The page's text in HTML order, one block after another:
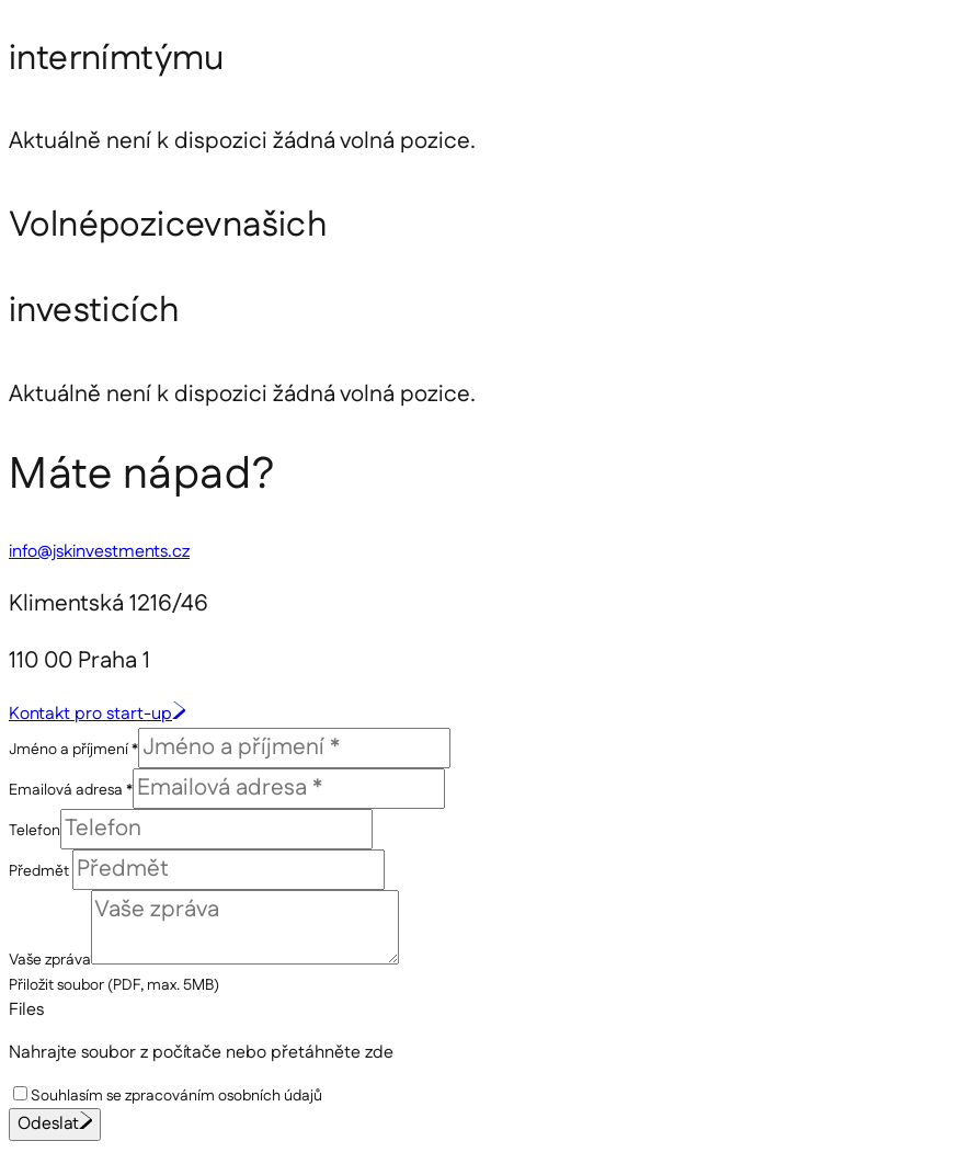
internímtýmu
Aktuálně není k dispozici žádná volná pozice.
Volnépozicevnašich
investicích
Aktuálně není k dispozici žádná volná pozice.
Máte nápad?
info@jskinvestments.cz
Klimentská 1216/46
110 00 Praha 1
Kontakt pro start-up
Jméno a příjmení *
Emailová adresa *
Telefon
Předmět
Vaše zpráva
Přiložit soubor (PDF, max. 5MB)
Files
Nahrajte soubor z počítače nebo přetáhněte zde
Souhlasím se zpracováním osobních údajů
Odeslat